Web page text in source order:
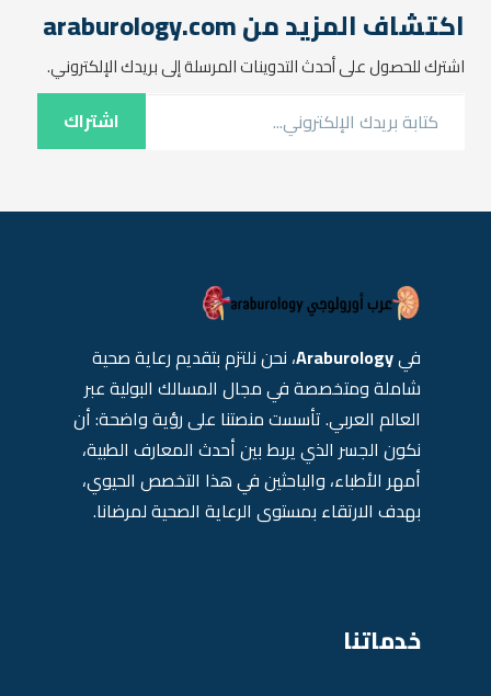
اكتشاف المزيد من araburology.com
اشترك للحصول على أحدث التدوينات المرسلة إلى بريدك الإلكتروني.
اشتراك
فيAraburology، نحن نلتزم بتقديم رعاية صحية
شاملة ومتخصصة في مجال المسالك البولية عبر
العالم العربي. تأسست منصتنا على رؤية واضحة: أن
نكون الجسر الذي يربط بين أحدث المعارف الطبية،
أمهر الأطباء، والباحثين في هذا التخصص الحيوي،
بهدف الارتقاء بمستوى الرعاية الصحية لمرضانا.
خدماتنا